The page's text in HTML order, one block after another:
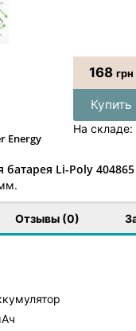
Energy
168 грн
Купить
На складе:
Li-Poly 404865
Отзывы (0)